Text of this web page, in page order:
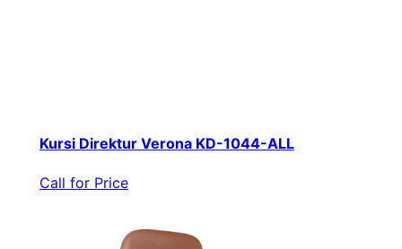
Kursi Direktur Verona KD-1044-ALL
Call for Price